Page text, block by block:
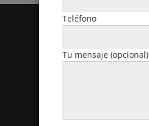
Politicas y Contacto
Contacto
Teléfono
Tu mensaje (opcional)